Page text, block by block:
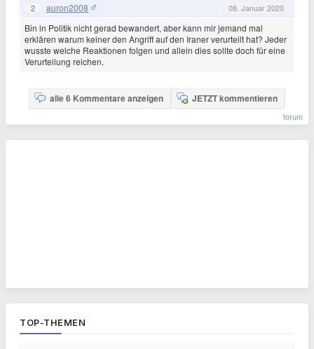
2 auron2008 08. Januar 2020
Bin in Politik nicht gerad bewandert, aber kann mir jemand mal
erklären warum keiner den Angriff auf den Iraner verurteilt hat? Jeder
wusste welche Reaktionen folgen und allein dies sollte doch für eine
Verurteilung reichen.
alle 6 Kommentare anzeigen JETZT kommentieren
forum
TOP-THEMEN